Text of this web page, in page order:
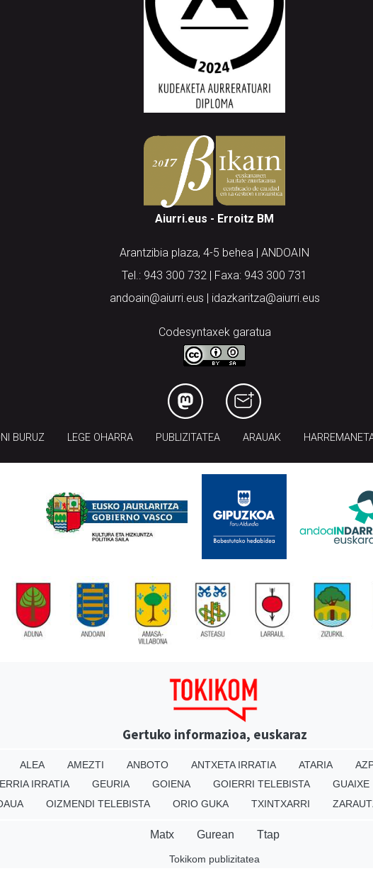
Aiurri.eus - Erroitz BM
Arantzibia plaza, 4-5 behea | ANDOAIN
Tel.: 943 300 732 | Faxa: 943 300 731
andoain@aiurri.eus | idazkaritza@aiurri.eus
Codesyntaxek garatua
BURUZ LEGE OHARRA PUBLIZITATEA ARAUAK
Gertuko informazioa, euskaraz
ALEA AMEZTI ANBOTO ANTXETA IRRATIA ATARIA
IRRATIA GEURIA GOIENA GOIERRI TELEBISTA
GUAIXE
OIZMENDI TELEBISTA ORIO GUKA TXINTXARRI
Matx Gurean Ttap
Tokikom publizitatea